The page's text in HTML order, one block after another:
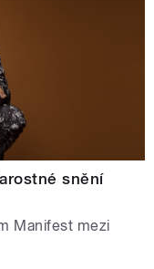
snění
Manifest mezi